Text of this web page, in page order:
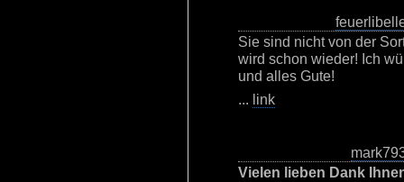
Sie sind nicht von der
wird schon wieder! Ich
und alles Gute!
... link
Vielen lieben Dank